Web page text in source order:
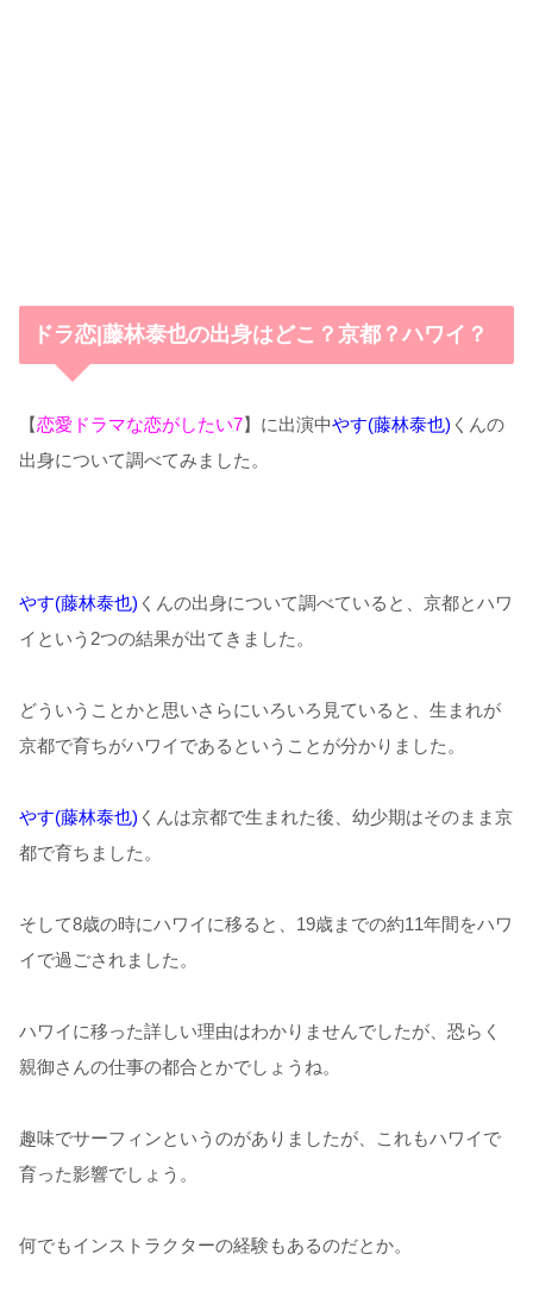
ドラ恋|藤林泰也の出身はどこ？京都？ハワイ？
【恋愛ドラマな恋がしたい7】に出演中やす(藤林泰也) くんの
出身について調べてみました。
やす(藤林泰也) くんの出身について調べていると、京都とハワ
イという2つの結果が出てきました。
どういうことかと思いさらにいろいろ見ていると、生まれが
京都で育ちがハワイであるということが分かりました。
やす(藤林泰也) くんは京都で生まれた後、幼少期はそのまま京
都で育ちました。
そして8歳の時にハワイに移ると、19歳までの約11年間をハワ
イで過ごされました。
ハワイに移った詳しい理由はわかりませんでしたが、恐らく
親御さんの仕事の都合とかでしょうね。
趣味でサーフィンというのがありましたが、これもハワイで
育った影響でしょう。
何でもインストラクターの経験もあるのだとか。